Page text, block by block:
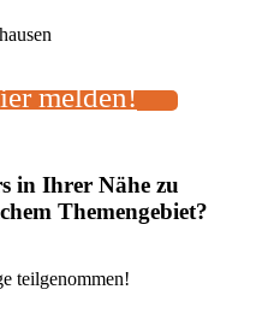
melden!
in Ihrer Nähe zu
Themengebiet?
teilgenommen!